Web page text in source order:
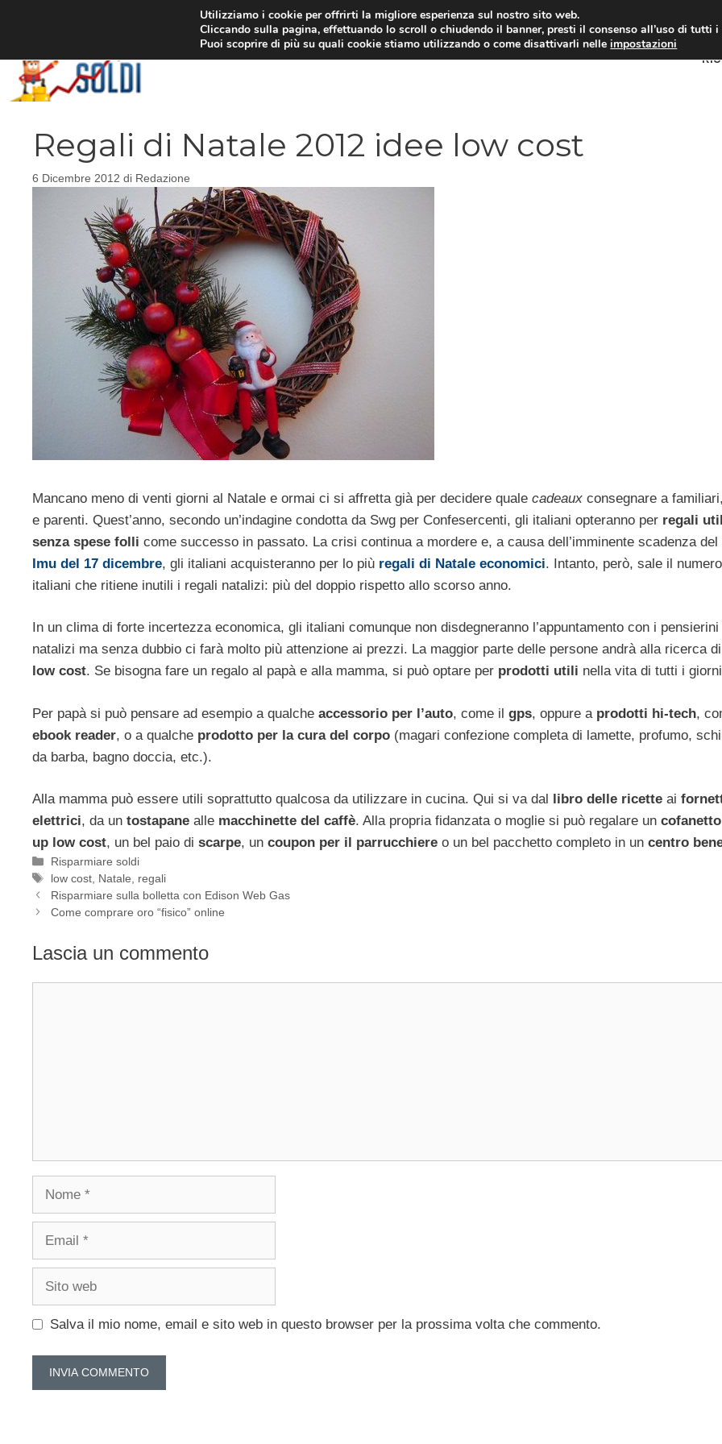
Regali di Natale 2012 idee low cost
6 Dicembre 2012 di Redazione
Mancano meno di venti giorni al Natale e ormai ci si affretta già per decidere quale cadeaux consegnare a
e parenti. Quest’anno, secondo un’indagine condotta da Swg per Confesercenti, gli italiani opteranno per regali
senza spese folli come successo in passato. La crisi continua a mordere e, a causa dell’imminente scadenza del
Imu del 17 dicembre, gli italiani acquisteranno per lo più regali di Natale economici. Intanto, però, sale il
italiani che ritiene inutili i regali natalizi: più del doppio rispetto allo scorso anno.
In un clima di forte incertezza economica, gli italiani comunque non disdegneranno l’appuntamento con i pensierini
natalizi ma senza dubbio ci farà molto più attenzione ai prezzi. La maggior parte delle persone andrà alla ricerca di
low cost. Se bisogna fare un regalo al papà e alla mamma, si può optare per prodotti utili nella vita di tutti i
Per papà si può pensare ad esempio a qualche accessorio per l’auto, come il gps, oppure a prodotti hi-tech,
ebook reader, o a qualche prodotto per la cura del corpo (magari confezione completa di lamette, profumo,
da barba, bagno doccia, etc.).
Alla mamma può essere utili soprattutto qualcosa da utilizzare in cucina. Qui si va dal libro delle ricette ai
elettrici, da un tostapane alle macchinette del caffè. Alla propria fidanzata o moglie si può regalare un
up low cost, un bel paio di scarpe, un coupon per il parrucchiere o un bel pacchetto completo in un centro
Categorie
Risparmiare soldi
Tag
low cost Natale
regali
Risparmiare sulla bolletta con Edison Web Gas
Come comprare oro “fisico” online
Lascia un commento
Salva il mio nome, email e sito web in questo browser per la prossima volta che commento.
Utilizziamo i cookie per offrirti la migliore esperienza sul nostro sito web.
Cliccando sulla pagina, effettuando lo scroll o chiudendo il banner, presti il consenso all’uso di tutti i
Puoi scoprire di più su quali cookie stiamo utilizzando o come disattivarli nelleimpostazioni